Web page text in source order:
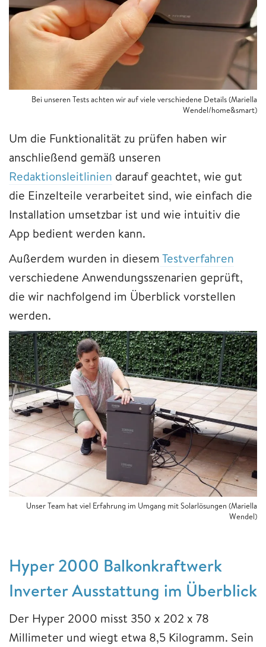
Bei unseren Tests achten wir auf viele verschiedene Details (Mariella
Wendel/home&smart)
Um die Funktionalität zu prüfen haben wir
anschließend gemäß unseren
Redaktionsleitlinien darauf geachtet, wie gut
die Einzelteile verarbeitet sind, wie einfach die
Installation umsetzbar ist und wie intuitiv die
App bedient werden kann.
Außerdem wurden in diesem Testverfahren
verschiedene Anwendungsszenarien geprüft,
die wir nachfolgend im Überblick vorstellen
werden.
Unser Team hat viel Erfahrung im Umgang mit Solarlösungen (Mariella
Wendel)
Hyper 2000 Balkonkraftwerk
Inverter Ausstattung im Überblick
Der Hyper 2000 misst 350 x 202 x 78
Millimeter und wiegt etwa 8,5 Kilogramm. Sein